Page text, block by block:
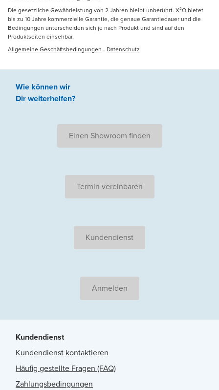
Die gesetzliche Gewährleistung von 2 Jahren bleibt unberührt. X²O bietet
bis zu 10 Jahre kommerzielle Garantie, die genaue Garantiedauer und die
Bedingungen unterscheiden sich je nach Produkt und sind auf den
Produktseiten einsehbar.
Allgemeine Geschäftsbedingungen - Datenschutz
Wie können wir
Dir weiterhelfen?
Einen Showroom finden
Termin vereinbaren
Kundendienst
Anmelden
Kundendienst
Kundendienst kontaktieren
Häufig gestellte Fragen (FAQ)
Zahlungsbedingungen